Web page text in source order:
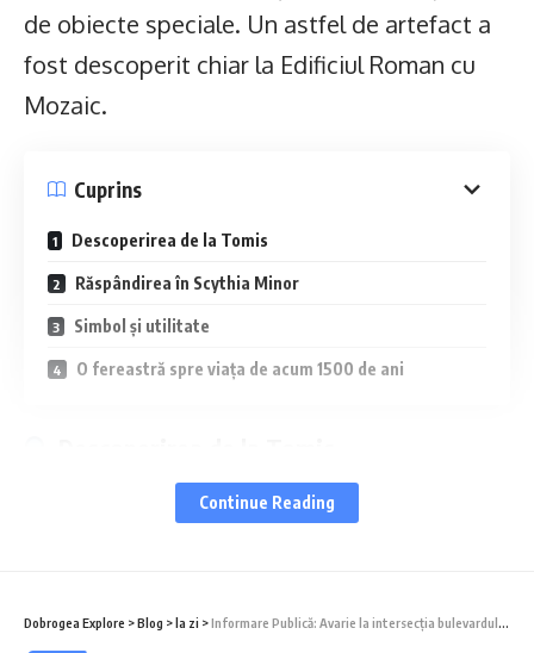
de obiecte speciale. Un astfel de artefact a
fost descoperit chiar la Edificiul Roman cu
Mozaic.
Cuprins
Descoperirea de la Tomis
Răspândirea în Scythia Minor
Simbol și utilitate
O fereastră spre viața de acum 1500 de ani
În colecția Muzeului de Istorie Națională și
datează din epoca romano-bizantină și era
Continue Reading
Dobrogea Explore >Blog >la zi >Informare Publică: Avarie la intersecția bulevardului Mamaia cu strada Unirii din municipiul Constanța!